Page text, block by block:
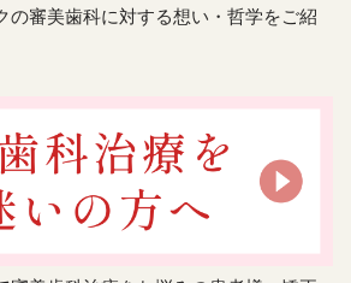
の審美歯科に対する想い・哲学をご紹